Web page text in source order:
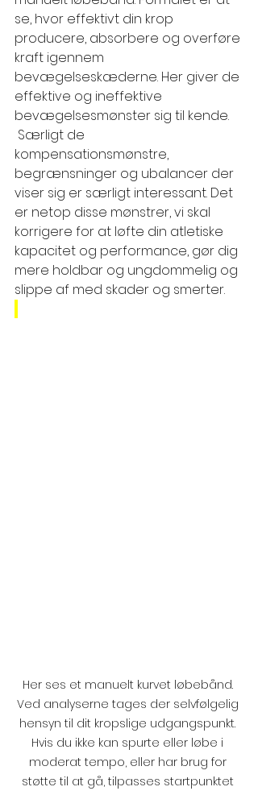
se, hvor effektivt din krop
producere, absorbere og overføre
kraft igennem
bevægelseskæderne. Her giver de
effektive og ineffektive
bevægelsesmønster sig til kende.
Særligt de
kompensationsmønstre,
begrænsninger og ubalancer der
viser sig er særligt interessant. Det
er netop disse mønstrer, vi skal
korrigere for at løfte din atletiske
kapacitet og performance, gør dig
mere holdbar og ungdommelig og
slippe af med skader og smerter.
Her ses et manuelt kurvet løbebånd.
Ved analyserne tages der selvfølgelig
hensyn til dit kropslige udgangspunkt.
Hvis du ikke kan spurte eller løbe i
moderat tempo, eller har brug for
støtte til at gå, tilpasses startpunktet